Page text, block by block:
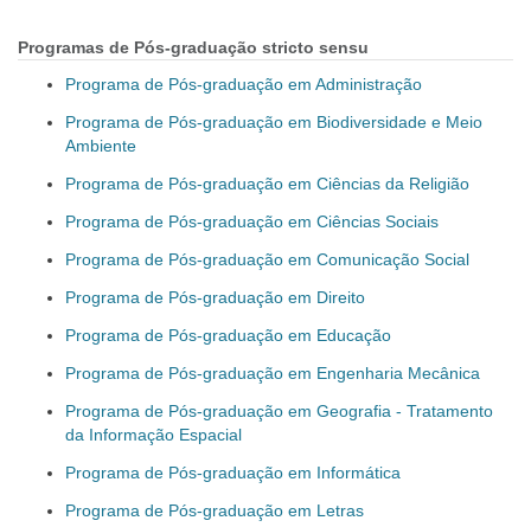
Programas de Pós-graduação stricto sensu
Programa de Pós-graduação em Administração
Programa de Pós-graduação em Biodiversidade e Meio
Ambiente
Programa de Pós-graduação em Ciências da Religião
Programa de Pós-graduação em Ciências Sociais
Programa de Pós-graduação em Comunicação Social
Programa de Pós-graduação em Direito
Programa de Pós-graduação em Educação
Programa de Pós-graduação em Engenharia Mecânica
Programa de Pós-graduação em Geografia - Tratamento
da Informação Espacial
Programa de Pós-graduação em Informática
Programa de Pós-graduação em Letras